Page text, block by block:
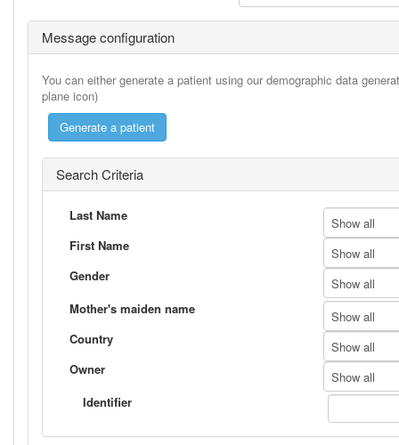
Message configuration
You can either generate a patient using our demographic data
plane icon)
Search Criteria
Last Name
Show all
First Name
Show all
Gender
Show all
Mother's maiden name
Show all
Country
Show all
Owner
Show all
Identifier